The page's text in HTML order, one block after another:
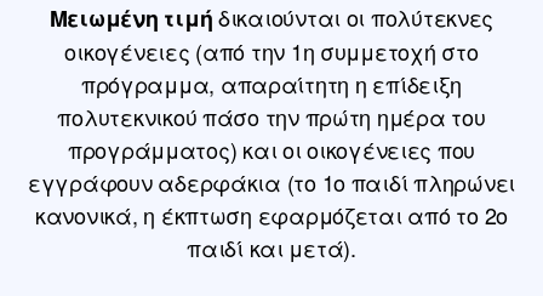
Μειωμένη τιμήδικαιούνται οι πολύτεκνες
οικογένειες (από την 1η συμμετοχή στο
πρόγραμμα, απαραίτητη η επίδειξη
πολυτεκνικού πάσο την πρώτη ημέρα του
προγράμματος) και οι οικογένειες που
εγγράφουν αδερφάκια (το 1ο παιδί πληρώνει
κανονικά, η έκπτωση εφαρμόζεται από το 2ο
παιδί και μετά).